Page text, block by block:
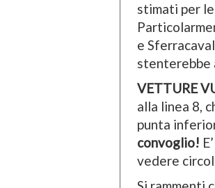
stimati per
e
stenterebbe
VETTURE
alla linea 8,
punta
convoglio!
vedere